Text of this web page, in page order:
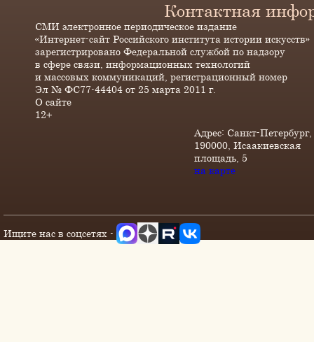
Контактная
СМИ электронное периодическое издание
«Интернет-сайт Российского института истории искусств»
зарегистрировано Федеральной службой по надзору
в сфере связи, информационных технологий
и массовых коммуникаций, регистрационный номер
Эл № ФС77-44404 от 25 марта 2011 г.
О сайте
12+
Адрес: Санкт-Петербург,
190000, Исаакиевская
площадь, 5
на карте
Ищите нас в соцсетях -